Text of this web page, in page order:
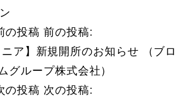
の投稿 前の投稿:
ニア】新規開所のお知らせ （ブロ
グループ株式会社）
の投稿 次の投稿: